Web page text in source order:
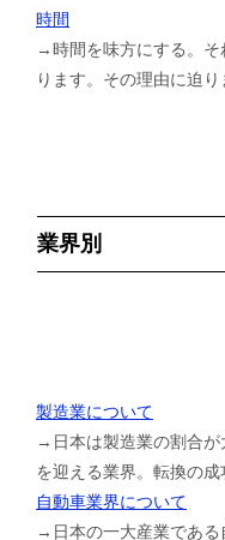
時間
→時間を味方にする。そ
ります。その理由に迫り
業界別
製造業について
→日本は製造業の割合が
を迎える業界。転換の
自動車業界について
→日本の一大産業である